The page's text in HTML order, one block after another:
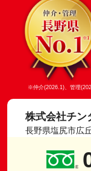
※仲介(2026.1)、管理
株式会社チン
長野県塩尻市広